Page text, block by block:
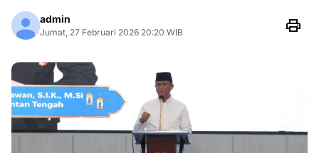
admin
Jumat, 27 Februari 2026 20:20 WIB